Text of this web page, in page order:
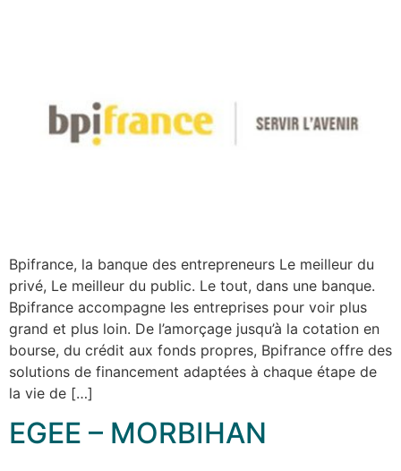
Bpifrance, la banque des entrepreneurs Le meilleur du
privé, Le meilleur du public. Le tout, dans une banque.
Bpifrance accompagne les entreprises pour voir plus
grand et plus loin. De l’amorçage jusqu’à la cotation en
bourse, du crédit aux fonds propres, Bpifrance offre des
solutions de financement adaptées à chaque étape de
la vie de […]
EGEE – MORBIHAN